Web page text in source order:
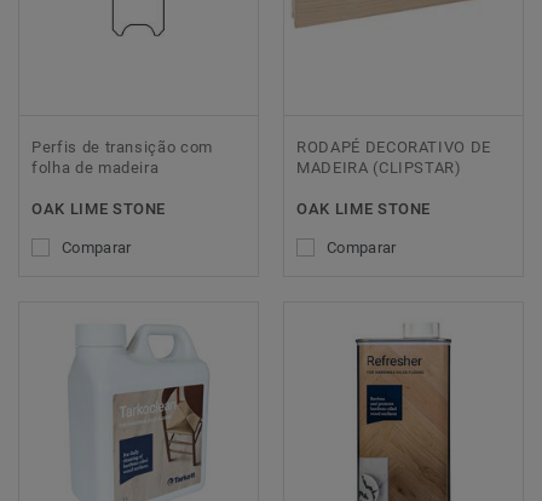
Perfis de transição com
folha de madeira
OAK LIME STONE
Comparar
RODAPÉ DECORATIVO DE
MADEIRA (CLIPSTAR)
OAK LIME STONE
Comparar